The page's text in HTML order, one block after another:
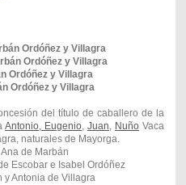
Ordóñez y Villagra
Ordóñez y Villagra
Ordóñez y Villagra
Ordóñez y Villagra
del título de caballero de la
Antonio, Eugenio,Juan, Nuño Vaca
naturales de Mayorga.
de Marbán
Escobar e Isabel Ordóñez
y Antonia de Villagra